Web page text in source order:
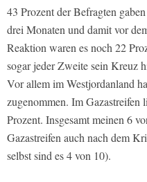
43 Prozent der Befragten
drei Monaten und damit vor
Reaktion waren es noch 22
sogar jeder Zweite sein Kreuz
Vor allem im Westjordanland
zugenommen. Im Gazastreifen
Prozent. Insgesamt meinen 6
Gazastreifen auch nach dem
selbst sind es 4 von 10).